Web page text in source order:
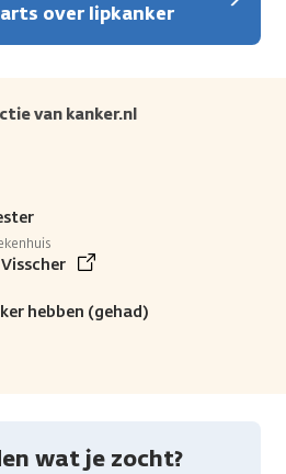
over lipkanker
van kanker.nl
hebben (gehad)
wat je zocht?